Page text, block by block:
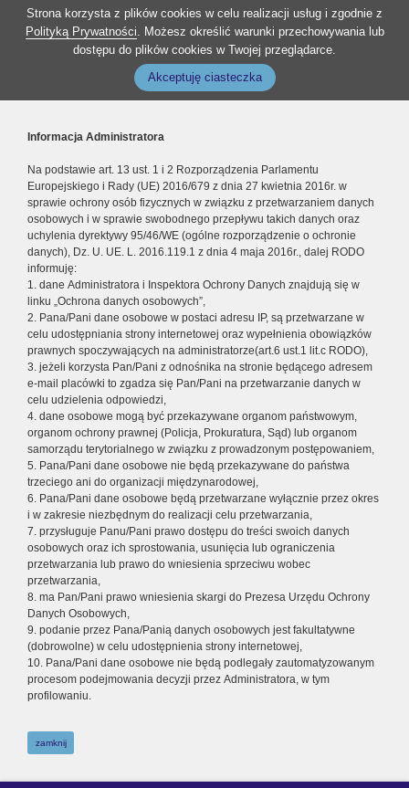
Strona korzysta z plików cookies w celu realizacji usług i zgodnie z
Polityką Prywatności. Możesz określić warunki przechowywania lub
dostępu do plików cookies w Twojej przeglądarce.
Akceptuję ciasteczka
Informacja Administratora
Na podstawie art. 13 ust. 1 i 2 Rozporządzenia Parlamentu
Europejskiego i Rady (UE) 2016/679 z dnia 27 kwietnia 2016r. w
sprawie ochrony osób fizycznych w związku z przetwarzaniem danych
osobowych i w sprawie swobodnego przepływu takich danych oraz
uchylenia dyrektywy 95/46/WE (ogólne rozporządzenie o ochronie
danych), Dz. U. UE. L. 2016.119.1 z dnia 4 maja 2016r., dalej RODO
informuję:
1. dane Administratora i Inspektora Ochrony Danych znajdują się w
linku „Ochrona danych osobowych”,
2. Pana/Pani dane osobowe w postaci adresu IP, są przetwarzane w
celu udostępniania strony internetowej oraz wypełnienia obowiązków
prawnych spoczywających na administratorze(art.6 ust.1 lit.c RODO),
3. jeżeli korzysta Pan/Pani z odnośnika na stronie będącego adresem
e-mail placówki to zgadza się Pan/Pani na przetwarzanie danych w
celu udzielenia odpowiedzi,
4. dane osobowe mogą być przekazywane organom państwowym,
organom ochrony prawnej (Policja, Prokuratura, Sąd) lub organom
samorządu terytorialnego w związku z prowadzonym postępowaniem,
5. Pana/Pani dane osobowe nie będą przekazywane do państwa
trzeciego ani do organizacji międzynarodowej,
6. Pana/Pani dane osobowe będą przetwarzane wyłącznie przez okres
i w zakresie niezbędnym do realizacji celu przetwarzania,
7. przysługuje Panu/Pani prawo dostępu do treści swoich danych
osobowych oraz ich sprostowania, usunięcia lub ograniczenia
przetwarzania lub prawo do wniesienia sprzeciwu wobec
przetwarzania,
8. ma Pan/Pani prawo wniesienia skargi do Prezesa Urzędu Ochrony
Danych Osobowych,
9. podanie przez Pana/Panią danych osobowych jest fakultatywne
(dobrowolne) w celu udostępnienia strony internetowej,
10. Pana/Pani dane osobowe nie będą podlegały zautomatyzowanym
procesom podejmowania decyzji przez Administratora, w tym
profilowaniu.
zamknij